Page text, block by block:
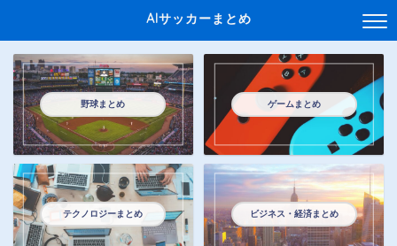
AIサッカーまとめ
野球まとめ ゲームまとめ
テクノロジーまとめ ビジネス・経済まとめ